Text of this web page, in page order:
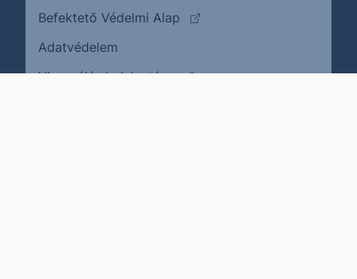
Befektető Védelmi Alap
(külső oldalra ugrik)
Adatvédelem
Visszaélés bejelentése(külső oldalra ugrik)